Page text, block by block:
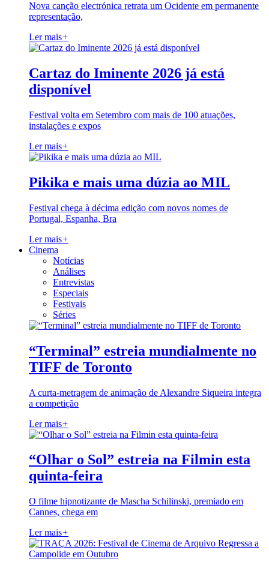
Nova canção electrónica retrata um Ocidente em permanente
representação,
Ler mais+
Cartaz do Iminente 2026 já está
disponível
Festival volta em Setembro com mais de 100 atuações,
instalações e expos
Ler mais+
Pikika e mais uma dúzia ao MIL
Festival chega à décima edição com novos nomes de
Portugal, Espanha, Bra
Ler mais+
Cinema
Notícias
Análises
Entrevistas
Especiais
Festivais
Séries
“Terminal” estreia mundialmente no
TIFF de Toronto
A curta-metragem de animação de Alexandre Siqueira integra
a competição
Ler mais+
“Olhar o Sol” estreia na Filmin esta
quinta-feira
O filme hipnotizante de Mascha Schilinski, premiado em
Cannes, chega em
Ler mais+